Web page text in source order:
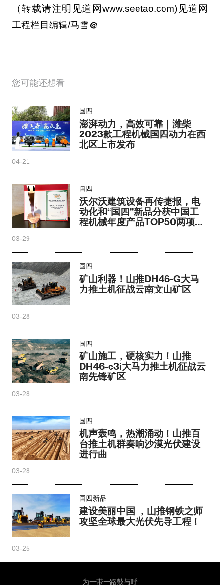
（转载请注明见道网www.seetao.com)见道网
工程栏目编辑/马雪
您可能还想看
国四
澎湃动力，高效可靠｜潍柴
2023款工程机械国四动力在西
北区上市发布
04-21
国四
沃尔沃建筑设备再传捷报，电
动化和“国四”新品分获中国工
程机械年度产品TOP50两项大
03-29
国四
矿山利器！山推DH46-G大马
力推土机征战云南文山矿区
03-28
国四
矿山施工，硬核实力！山推
DH46-c3i大马力推土机征战云
南先锋矿区
03-28
国四
机声轰鸣，热潮涌动！山推百
台推土机群奏响沙漠光伏建设
进行曲
03-28
国四新品
建设美丽中国 ，山推钢铁之师
攻坚全球最大光伏先导工程！
03-25
为一带一路鼓与呼